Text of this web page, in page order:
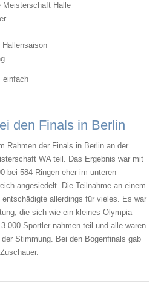
Meisterschaft Halle
Hallensaison
einfach
den Finals in Berlin
Rahmen der Finals in Berlin an der
WA teil. Das Ergebnis war mit
bei 584 Ringen eher im unteren
angesiedelt. Die Teilnahme an einem
allerdings für vieles. Es war
die sich wie ein kleines Olympia
Sportler nahmen teil und alle waren
der Stimmung. Bei den Bogenfinals gab